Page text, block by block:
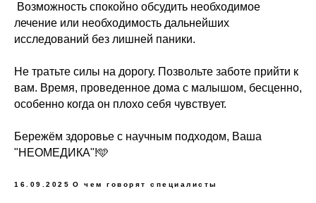
️ Возможность спокойно обсудить необходимое
лечение или необходимость дальнейших
исследований без лишней паники.
Не тратьте силы на дорогу. Позвольте заботе прийти к
вам. Время, проведенное дома с малышом, бесценно,
особенно когда он плохо себя чувствует.
Бережём здоровье с научным подходом, Ваша
"НЕОМЕДИКА"!🩵
16.09.2025 О чем говорят специалисты
19:00
Сб09:09:00 -
Соцсети:
Telegram
VK